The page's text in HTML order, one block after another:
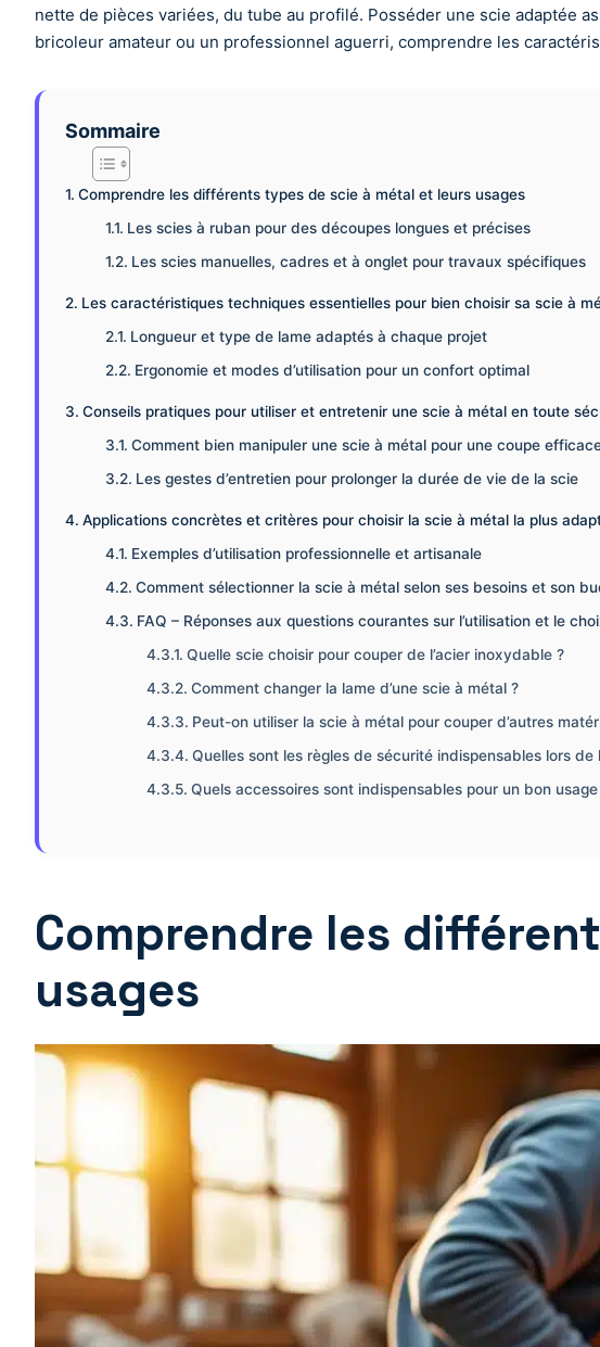
nette de pièces variées, du tube au profilé. Posséder une scie adaptée
bricoleur amateur ou un professionnel aguerri, comprendre les
Sommaire
Comprendre les différents types de scie à métal et leurs usages
Les scies à ruban pour des découpes longues et précises
Les scies manuelles, cadres et à onglet pour travaux spécifiques
Les caractéristiques techniques essentielles pour bien choisir sa scie à
Longueur et type de lame adaptés à chaque projet
Ergonomie et modes d’utilisation pour un confort optimal
Conseils pratiques pour utiliser et entretenir une scie à métal en toute
Comment bien manipuler une scie à métal pour une coupe
Les gestes d’entretien pour prolonger la durée de vie de la scie
Applications concrètes et critères pour choisir la scie à métal la plus
Exemples d’utilisation professionnelle et artisanale
Comment sélectionner la scie à métal selon ses besoins et son
FAQ – Réponses aux questions courantes sur l’utilisation et le
Quelle scie choisir pour couper de l’acier inoxydable ?
Comment changer la lame d’une scie à métal ?
Peut-on utiliser la scie à métal pour couper d’autres
Quelles sont les règles de sécurité indispensables lors de
Quels accessoires sont indispensables pour un bon
Comprendre les
usages